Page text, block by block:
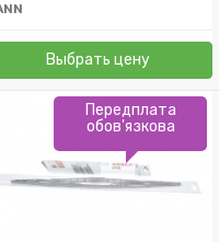
Выбрать цену
Передплата
обов'язкова